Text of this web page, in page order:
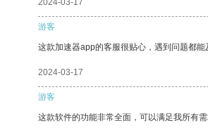
2024-03-17
游客
这款加速器app的客服很贴心，遇到问题都能
2024-03-17
游客
这款软件的功能非常全面，可以满足我所有需